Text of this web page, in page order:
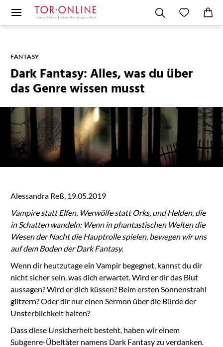
FANTASY
Dark Fantasy: Alles, was du über
das Genre wissen musst
Alessandra Reß, 19.05.2019
Vampire statt Elfen, Werwölfe statt Orks, und Helden, die
in Schatten wandeln: Wenn in phantastischen Welten die
Wesen der Nacht die Hauptrolle spielen, bewegen wir uns
auf dem Boden der Dark Fantasy.
Wenn dir heutzutage ein Vampir begegnet, kannst du dir
nicht sicher sein, was dich erwartet. Wird er dir das Blut
aussagen? Wird er dich küssen? Beim ersten Sonnenstrahl
glitzern? Oder dir nur einen Sermon über die Bürde der
Unsterblichkeit halten?
Dass diese Unsicherheit besteht, haben wir einem
Subgenre-Übeltäter namens Dark Fantasy zu verdanken.